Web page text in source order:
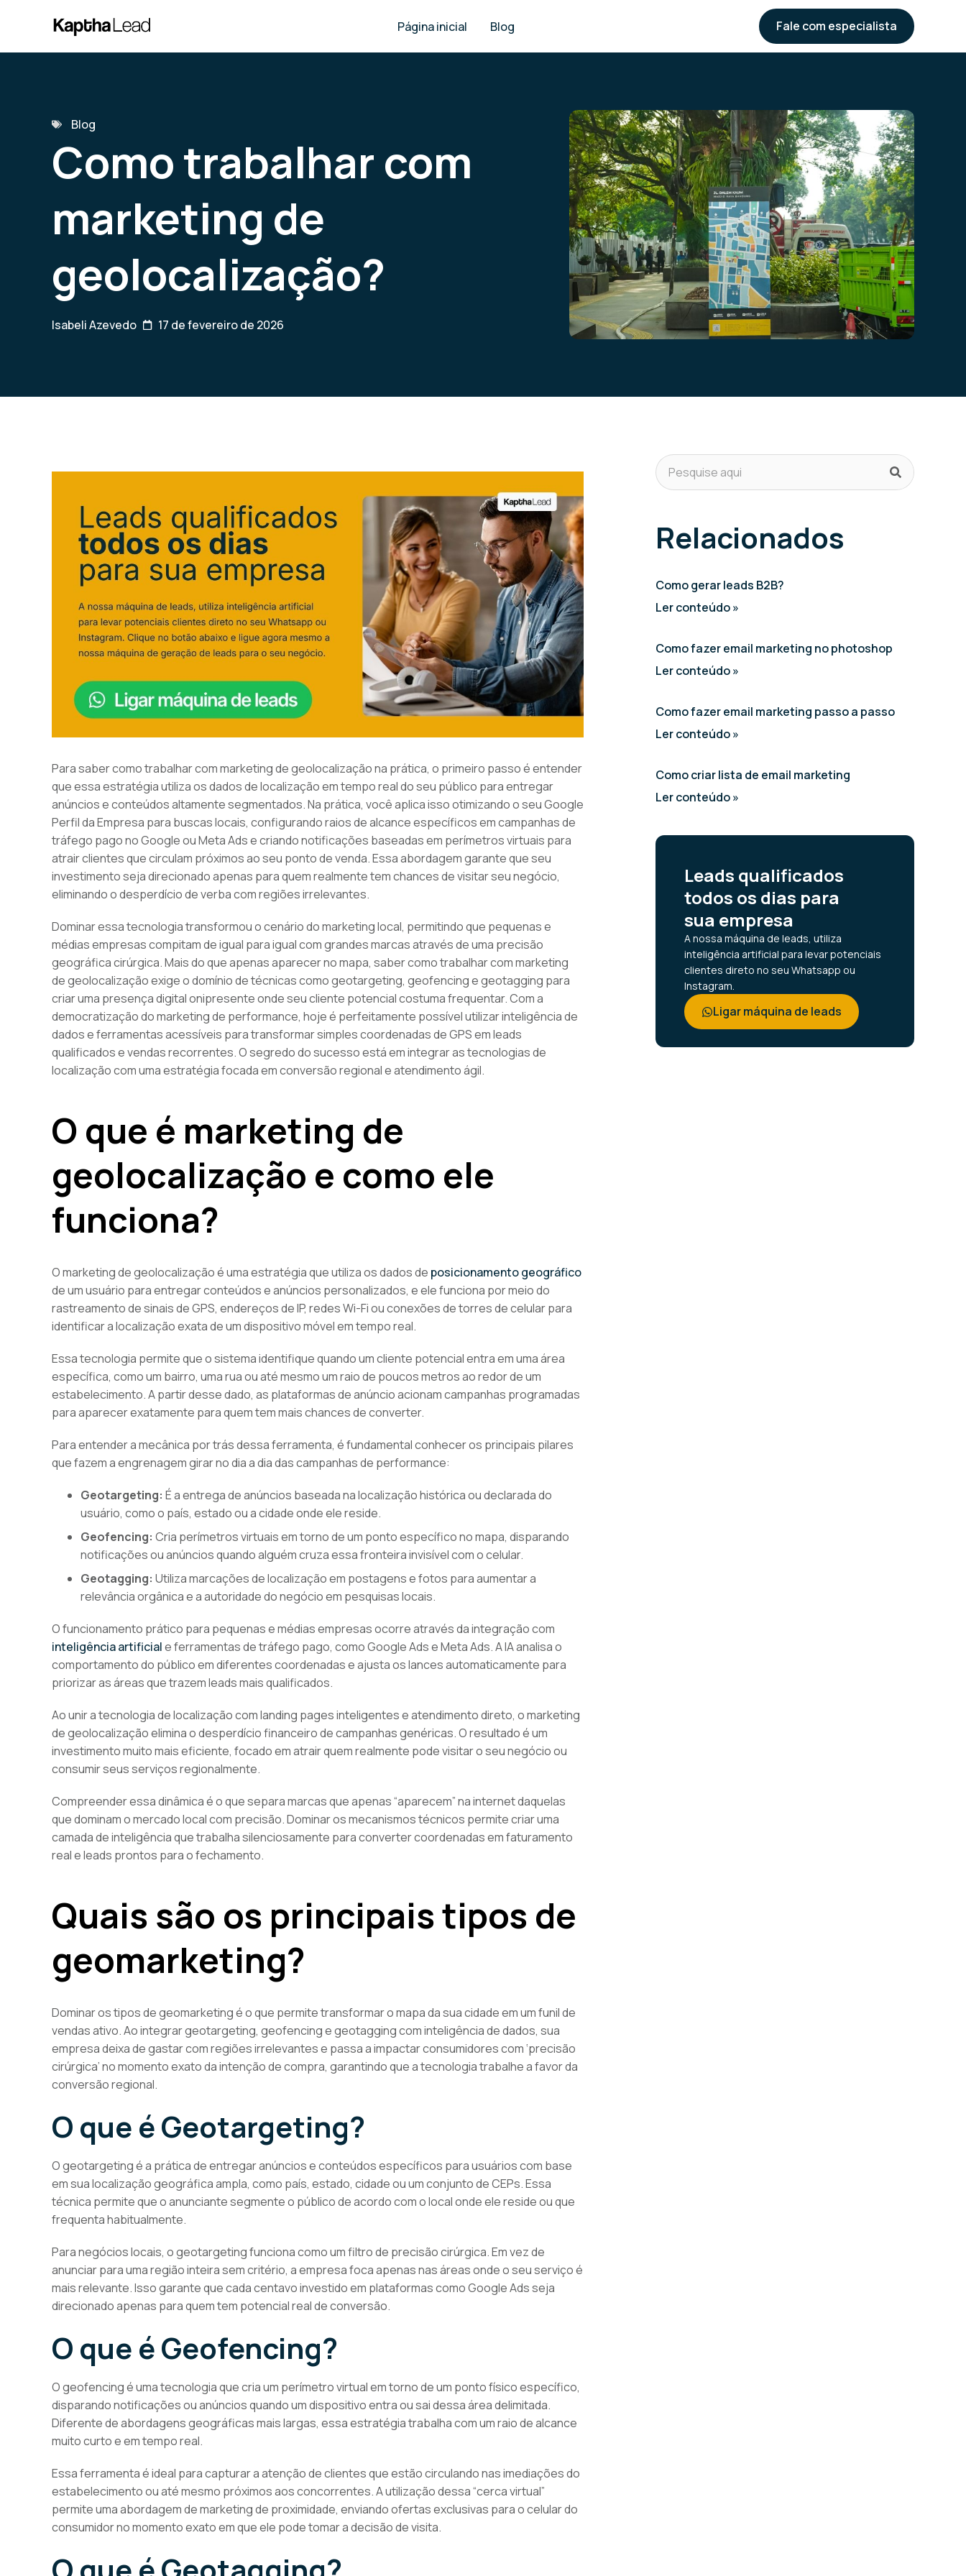
Página inicial Blog Fale com especialista
Blog
Como trabalhar com
marketing de
geolocalização?
Isabeli Azevedo 17 de fevereiro de 2026
Para saber como trabalhar com marketing de geolocalização na prática, o primeiro passo é entender
que essa estratégia utiliza os dados de localização em tempo real do seu público para entregar
anúncios e conteúdos altamente segmentados. Na prática, você aplica isso otimizando o seu Google
Perfil da Empresa para buscas locais, configurando raios de alcance específicos em campanhas de
tráfego pago no Google ou Meta Ads e criando notificações baseadas em perímetros virtuais para
atrair clientes que circulam próximos ao seu ponto de venda. Essa abordagem garante que seu
investimento seja direcionado apenas para quem realmente tem chances de visitar seu negócio,
eliminando o desperdício de verba com regiões irrelevantes.
Dominar essa tecnologia transformou o cenário do marketing local, permitindo que pequenas e
médias empresas compitam de igual para igual com grandes marcas através de uma precisão
geográfica cirúrgica. Mais do que apenas aparecer no mapa, saber como trabalhar com marketing
de geolocalização exige o domínio de técnicas como geotargeting, geofencing e geotagging para
criar uma presença digital onipresente onde seu cliente potencial costuma frequentar. Com a
democratização do marketing de performance, hoje é perfeitamente possível utilizar inteligência de
dados e ferramentas acessíveis para transformar simples coordenadas de GPS em leads
qualificados e vendas recorrentes. O segredo do sucesso está em integrar as tecnologias de
localização com uma estratégia focada em conversão regional e atendimento ágil.
O que é marketing de
geolocalização e como ele
funciona?
O marketing de geolocalização é uma estratégia que utiliza os dados de posicionamento geográfico
de um usuário para entregar conteúdos e anúncios personalizados, e ele funciona por meio do
rastreamento de sinais de GPS, endereços de IP, redes Wi-Fi ou conexões de torres de celular para
identificar a localização exata de um dispositivo móvel em tempo real.
Essa tecnologia permite que o sistema identifique quando um cliente potencial entra em uma área
específica, como um bairro, uma rua ou até mesmo um raio de poucos metros ao redor de um
estabelecimento. A partir desse dado, as plataformas de anúncio acionam campanhas programadas
para aparecer exatamente para quem tem mais chances de converter.
Para entender a mecânica por trás dessa ferramenta, é fundamental conhecer os principais pilares
que fazem a engrenagem girar no dia a dia das campanhas de performance:
Geotargeting: É a entrega de anúncios baseada na localização histórica ou declarada do
usuário, como o país, estado ou a cidade onde ele reside.
Geofencing: Cria perímetros virtuais em torno de um ponto específico no mapa, disparando
notificações ou anúncios quando alguém cruza essa fronteira invisível com o celular.
Geotagging: Utiliza marcações de localização em postagens e fotos para aumentar a
relevância orgânica e a autoridade do negócio em pesquisas locais.
O funcionamento prático para pequenas e médias empresas ocorre através da integração com
inteligência artificiale ferramentas de tráfego pago, como Google Ads e Meta Ads. A IA analisa o
comportamento do público em diferentes coordenadas e ajusta os lances automaticamente para
priorizar as áreas que trazem leads mais qualificados.
Ao unir a tecnologia de localização com landing pages inteligentes e atendimento direto, o marketing
de geolocalização elimina o desperdício financeiro de campanhas genéricas. O resultado é um
investimento muito mais eficiente, focado em atrair quem realmente pode visitar o seu negócio ou
consumir seus serviços regionalmente.
Compreender essa dinâmica é o que separa marcas que apenas “aparecem” na internet daquelas
que dominam o mercado local com precisão. Dominar os mecanismos técnicos permite criar uma
camada de inteligência que trabalha silenciosamente para converter coordenadas em faturamento
real e leads prontos para o fechamento.
Quais são os principais tipos de
geomarketing?
Dominar os tipos de geomarketing é o que permite transformar o mapa da sua cidade em um funil de
vendas ativo. Ao integrar geotargeting, geofencing e geotagging com inteligência de dados, sua
empresa deixa de gastar com regiões irrelevantes e passa a impactar consumidores com ‘precisão
cirúrgica’ no momento exato da intenção de compra, garantindo que a tecnologia trabalhe a favor da
conversão regional.
O que é Geotargeting?
O geotargeting é a prática de entregar anúncios e conteúdos específicos para usuários com base
em sua localização geográfica ampla, como país, estado, cidade ou um conjunto de CEPs. Essa
técnica permite que o anunciante segmente o público de acordo com o local onde ele reside ou que
frequenta habitualmente.
Para negócios locais, o geotargeting funciona como um filtro de precisão cirúrgica. Em vez de
anunciar para uma região inteira sem critério, a empresa foca apenas nas áreas onde o seu serviço é
mais relevante. Isso garante que cada centavo investido em plataformas como Google Ads seja
direcionado apenas para quem tem potencial real de conversão.
O que é Geofencing?
O geofencing é uma tecnologia que cria um perímetro virtual em torno de um ponto físico específico,
disparando notificações ou anúncios quando um dispositivo entra ou sai dessa área delimitada.
Diferente de abordagens geográficas mais largas, essa estratégia trabalha com um raio de alcance
muito curto e em tempo real.
Essa ferramenta é ideal para capturar a atenção de clientes que estão circulando nas imediações do
estabelecimento ou até mesmo próximos aos concorrentes. A utilização dessa “cerca virtual”
permite uma abordagem de marketing de proximidade, enviando ofertas exclusivas para o celular do
consumidor no momento exato em que ele pode tomar a decisão de visita.
Relacionados
Como gerar leads B2B?
Ler conteúdo »
Como fazer email marketing no photoshop
Ler conteúdo »
Como fazer email marketing passo a passo
Ler conteúdo »
Como criar lista de email marketing
Ler conteúdo »
Leads qualificados
todos os dias para
sua empresa
A nossa máquina de leads, utiliza
inteligência artificial para levar potenciais
clientes direto no seu Whatsapp ou
Instagram.
Ligar máquina de leads